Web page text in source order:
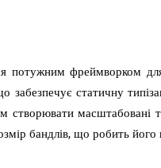
потужним фреймворком
статичну
створювати
бандлів, що робить